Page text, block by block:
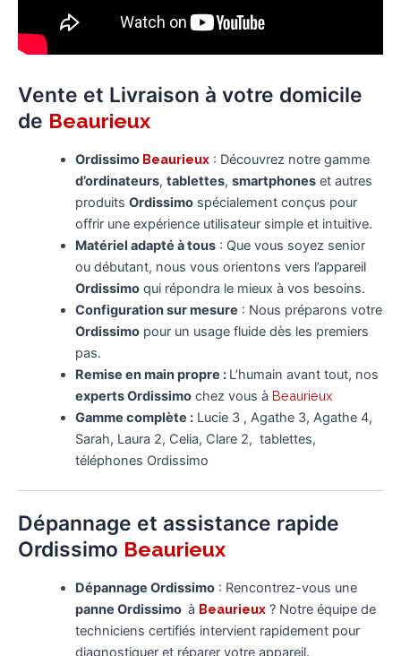
Vente et Livraison à votre domicile
de Beaurieux
Ordissimo Beaurieux : Découvrez notre gamme
d’ordinateurs, tablettes, smartphoneset autres
produits Ordissimospécialement conçus pour
offrir une expérience utilisateur simple et intuitive.
Matériel adapté à tous: Que vous soyez senior
ou débutant, nous vous orientons vers l’appareil
Ordissimoqui répondra le mieux à vos besoins.
Configuration sur mesure : Nous préparons votre
Ordissimopour un usage fluide dès les premiers
pas.
Remise en main propre : L’humain avant tout, nos
experts Ordissimochez vous à Beaurieux
Gamme complète :Lucie 3 , Agathe 3, Agathe 4,
Sarah, Laura 2, Celia, Clare 2, tablettes,
téléphones Ordissimo
Dépannage et assistance rapide
Ordissimo Beaurieux
Dépannage Ordissimo: Rencontrez-vous une
panne Ordissimoà Beaurieux ? Notre équipe de
techniciens certifiés intervient rapidement pour
diagnostiquer et réparer votre appareil.